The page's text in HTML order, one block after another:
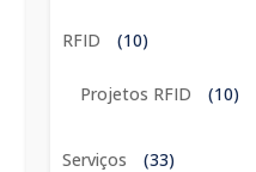
RFID (10)
Projetos RFID (10)
Serviços (33)